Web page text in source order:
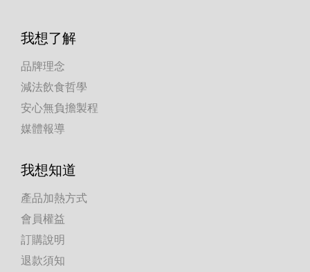
我想了解
品牌理念
減法飲食哲學
安心無負擔製程
媒體報導
我想知道
產品加熱方式
會員權益
訂購說明
退款須知